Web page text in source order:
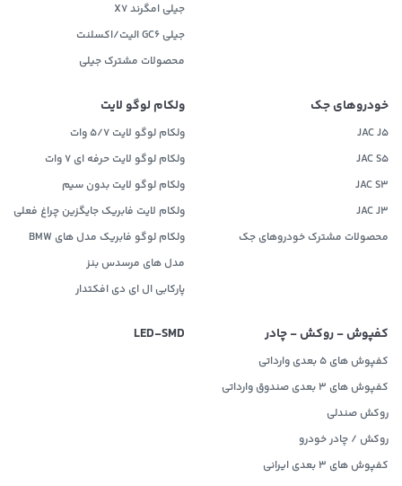
جیلی امگرند X7
جیلی GC6 الیت/اکسلنت
محصولات مشترک جیلی
خودروهای جک
JAC J5
JAC S5
JAC S3
JAC J3
محصولات مشترک خودروهای جک
ولکام لوگو لایت
ولکام لوگو لایت 5/7 وات
ولکام لوگو لایت حرفه ای 7 وات
ولکام لوگو لایت بدون سیم
ولکام لایت فابریک جایگزین چراغ فعلی
ولکام لوگو فابریک مدل های BMW
مدل های مرسدس بنز
پارکابی ال ای دی افکتدار
کفپوش - روکش - چادر
کفپوش های 5 بعدی وارداتی
کفپوش های 3 بعدی صندوق وارداتی
روکش صندلی
روکش / چادر خودرو
کفپوش های ۳ بعدی ایرانی
LED‌-SMD